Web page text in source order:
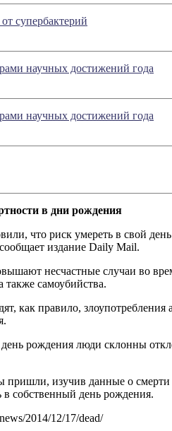
супербактерий
научных достижений года
научных достижений года
в дни рождения
что риск умереть в свой
издание Daily Mail.
несчастные случаи во
также самоубийства.
как правило,
рождения люди склонны
пришли, изучив данные о смерти
в собственный день рождения.
2014/12/17/dead/